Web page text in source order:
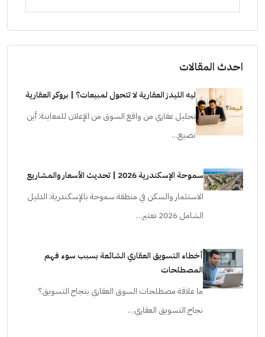
احدث المقالات
ليه الليدز العقارية لا تتحول لمبيعات؟ | بروكر العقارية
تحليل عقاري من واقع السوق من الإعلان للمعاينة: أين
تضيع…
سموحة الإسكندرية 2026 | تحديث الأسعار والمشاريع
الاستثمار والسكن في منطقة سموحة بالإسكندرية: الدليل
الشامل 2026 تعتبر…
أخطاء التسويق العقاري الشائعة بسبب سوء فهم
المصطلحات
ما علاقة مصطلحات السوق العقاري بنجاح التسويق؟
نجاح التسويق العقاري…